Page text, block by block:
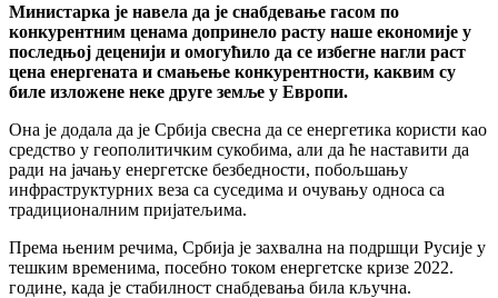
Министарка је навела да је снабдевање гасом по
конкурентним ценама допринело расту наше економије у
последњој деценији и омогућило да се избегне нагли раст
цена енергената и смањење конкурентности, каквим су
биле изложене неке друге земље у Европи.
Она је додала да је Србија свесна да се енергетика користи као
средство у геополитичким сукобима, али да ће наставити да
ради на јачању енергетске безбедности, побољшању
инфраструктурних веза са суседима и очувању односа са
традиционалним пријатељима.
Према њеним речима, Србија је захвална на подршци Русије у
тешким временима, посебно током енергетске кризе 2022.
године, када је стабилност снабдевања била кључна.